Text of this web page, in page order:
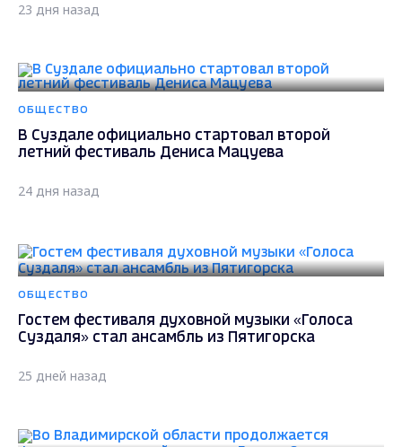
23 дня назад
ОБЩЕСТВО
В Суздале официально стартовал второй
летний фестиваль Дениса Мацуева
24 дня назад
ОБЩЕСТВО
Гостем фестиваля духовной музыки «Голоса
Суздаля» стал ансамбль из Пятигорска
25 дней назад